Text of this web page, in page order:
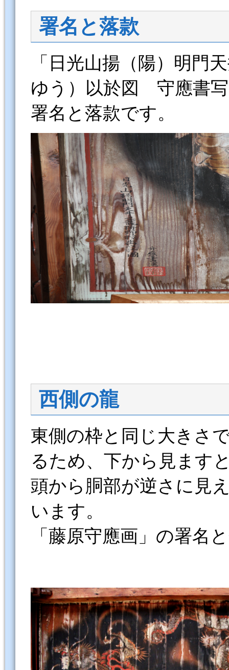
署名と落款
「日光山揚（陽）明
ゆう）以於図 守應書
署名と落款です。
西側の龍
東側の枠と同じ大きさ
るため、下から見ます
頭から胴部が逆さに見
います。
「藤原守應画」の署名